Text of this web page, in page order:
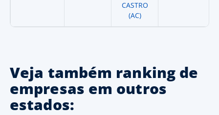
CASTRO
(AC)
Veja também ranking de
empresas em outros
estados: